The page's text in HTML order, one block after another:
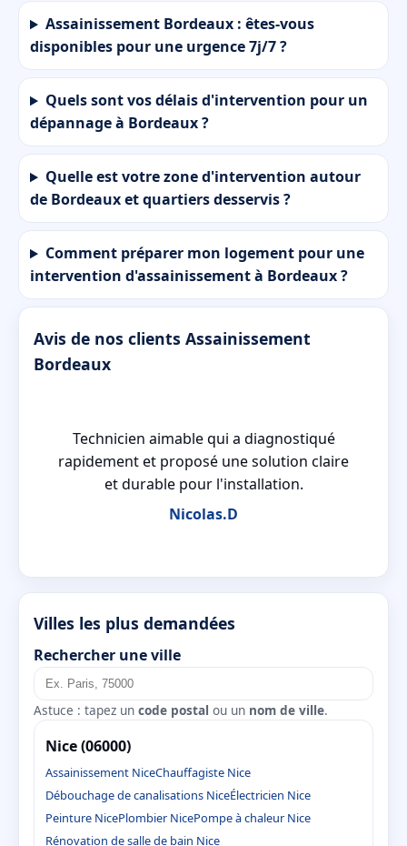
Assainissement Bordeaux : êtes-vous
disponibles pour une urgence 7j/7 ?
Quels sont vos délais d'intervention pour un
dépannage à Bordeaux ?
Quelle est votre zone d'intervention autour
de Bordeaux et quartiers desservis ?
Comment préparer mon logement pour une
intervention d'assainissement à Bordeaux ?
Avis de nos clients Assainissement
Bordeaux
Technicien aimable qui a diagnostiqué
rapidement et proposé une solution claire
et durable pour l'installation.
Nicolas.D
Villes les plus demandées
Rechercher une ville
Astuce : tapez un code postal ou un nom de ville.
Nice (06000)
Assainissement NiceChauffagiste Nice
Débouchage de canalisations NiceÉlectricien Nice
Peinture NicePlombier NicePompe à chaleur Nice
Rénovation de salle de bain Nice